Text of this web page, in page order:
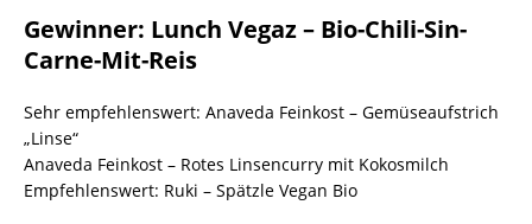
Gewinner: Lunch Vegaz – Bio-Chili-Sin-
Carne-Mit-Reis
Sehr empfehlenswert: Anaveda Feinkost – Gemüseaufstrich
„Linse“
Anaveda Feinkost – Rotes Linsencurry mit Kokosmilch
Empfehlenswert: Ruki – Spätzle Vegan Bio